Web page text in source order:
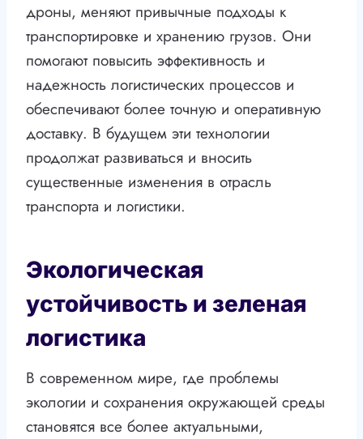
дроны, меняют привычные подходы к
транспортировке и хранению грузов. Они
помогают повысить эффективность и
надежность логистических процессов и
обеспечивают более точную и оперативную
доставку. В будущем эти технологии
продолжат развиваться и вносить
существенные изменения в отрасль
транспорта и логистики.
Экологическая
устойчивость и зеленая
логистика
В современном мире, где проблемы
экологии и сохранения окружающей среды
становятся все более актуальными,